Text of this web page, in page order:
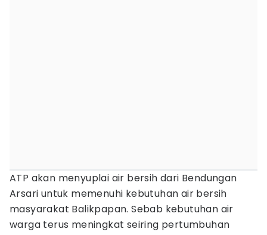
ATP akan menyuplai air bersih dari Bendungan
Arsari untuk memenuhi kebutuhan air bersih
masyarakat Balikpapan. Sebab kebutuhan air
warga terus meningkat seiring pertumbuhan